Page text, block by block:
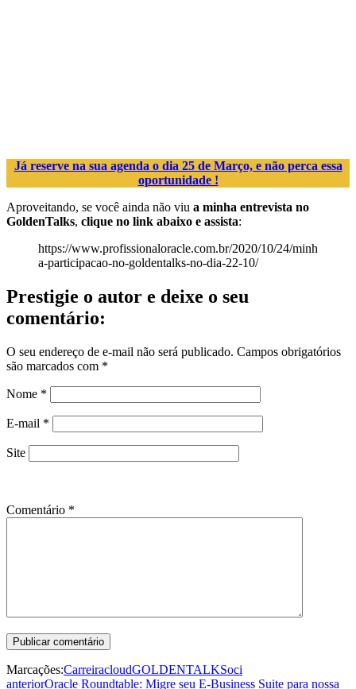
Já reserve na sua agenda o dia 25 de Março, e não perca essa
oportunidade !
Aproveitando, se você ainda não viu a minha entrevista no
GoldenTalks, clique no link abaixo e assista:
https://www.profissionaloracle.com.br/2020/10/24/minh
a-participacao-no-goldentalks-no-dia-22-10/
Prestigie o autor e deixe o seu
comentário:
O seu endereço de e-mail não será publicado. Campos obrigatórios
são marcados com *
Nome *
E-mail *
Site
Comentário *
Marcações:CarreiracloudGOLDENTALKSoci
anteriorOracle Roundtable: Migre seu E-Business Suite para nossa